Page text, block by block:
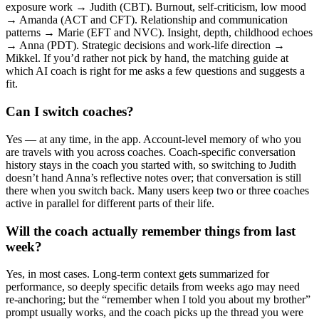
exposure work → Judith (CBT). Burnout, self-criticism, low mood
→ Amanda (ACT and CFT). Relationship and communication
patterns → Marie (EFT and NVC). Insight, depth, childhood echoes
→ Anna (PDT). Strategic decisions and work-life direction →
Mikkel. If you’d rather not pick by hand, the matching guide at
which AI coach is right for me asks a few questions and suggests a
fit.
Can I switch coaches?
Yes — at any time, in the app. Account-level memory of who you
are travels with you across coaches. Coach-specific conversation
history stays in the coach you started with, so switching to Judith
doesn’t hand Anna’s reflective notes over; that conversation is still
there when you switch back. Many users keep two or three coaches
active in parallel for different parts of their life.
Will the coach actually remember things from last
week?
Yes, in most cases. Long-term context gets summarized for
performance, so deeply specific details from weeks ago may need
re-anchoring; but the “remember when I told you about my brother”
prompt usually works, and the coach picks up the thread you were